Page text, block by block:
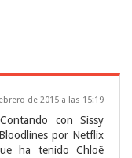
de 2015 a las 15:19
con Sissy
por Netflix
ha tenido Chloë